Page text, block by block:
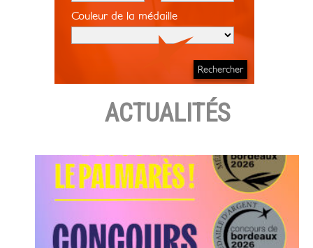
Couleur de la médaille
ACTUALITÉS